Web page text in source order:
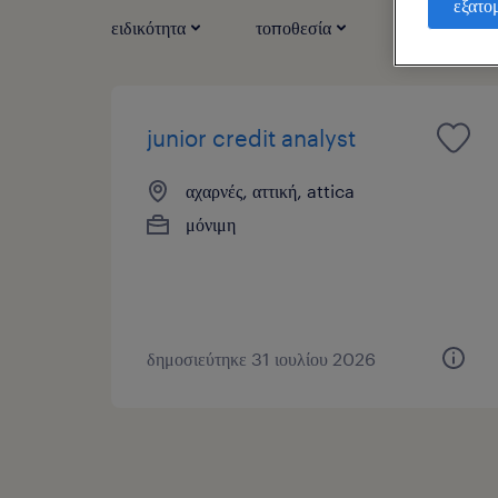
ειδικότητα τοποθεσία τύπος
junior credit analyst
αχαρνές, αττική, attica
μόνιμη
δημοσιεύτηκε 31 ιουλίου 2026